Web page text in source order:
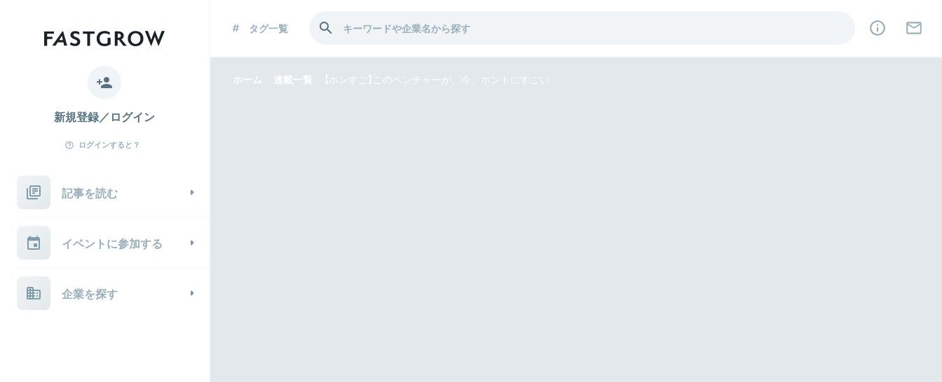
新規登録／ログイン
ログインすると？
記事を読む
イベントに参加する
企業を探す
タグ一覧
ホーム 連載一覧 【ホンすご】このベンチャーが、今、ホントにすごい